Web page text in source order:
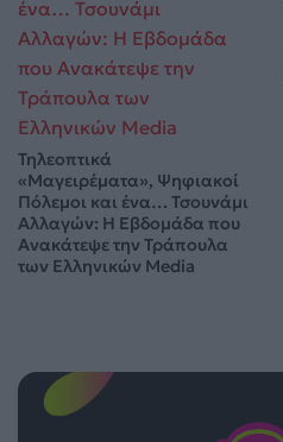
Τηλεοπτικά
«Μαγειρέματα», Ψηφιακοί
Πόλεμοι και ένα… Τσουνάμι
Αλλαγών: Η Εβδομάδα που
Ανακάτεψε την Τράπουλα
των Ελληνικών Media